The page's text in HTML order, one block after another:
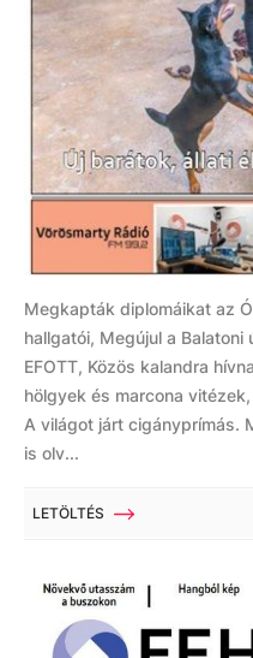
Megkapták diplomáikat az
hallgatói, Megújul a
EFOTT, Közös kalandra
hölgyek és marcona
A világot járt cigányprímás.
is olv...
LETÖLTÉS